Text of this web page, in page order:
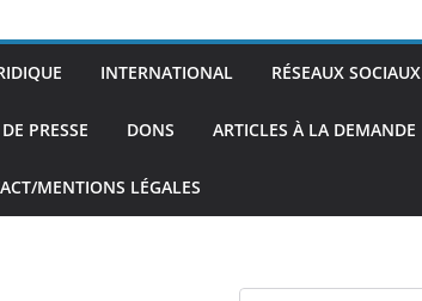
INTERNATIONAL RÉSEAUX SOCIAUX
PRESSE DONS ARTICLES À LA DEMANDE
MENTIONS LÉGALES